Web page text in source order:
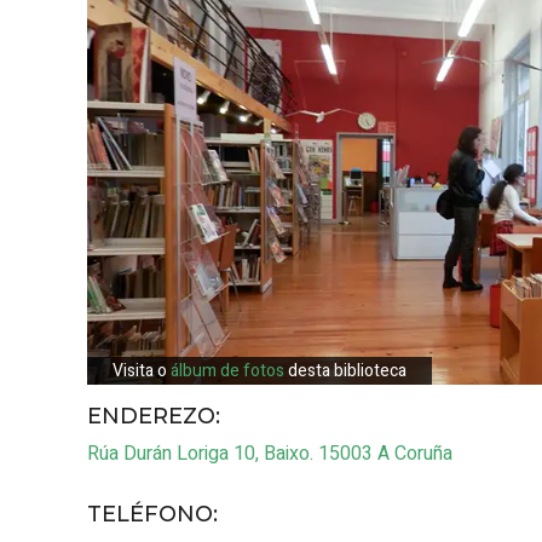
Visita oálbum de fotosdesta biblioteca
ENDEREZO:
Rúa Durán Loriga 10, Baixo. 15003 A Coruña
TELÉFONO: